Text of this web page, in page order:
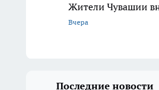
Жители Чувашии
Вчера
Последние новости